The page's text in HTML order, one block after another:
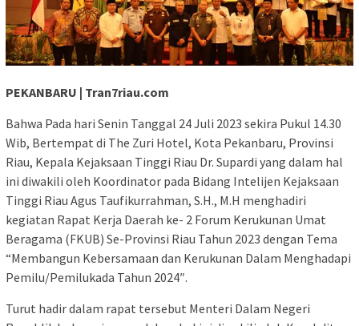
PEKANBARU | Tran7riau.com
Bahwa Pada hari Senin Tanggal 24 Juli 2023 sekira Pukul 14.30
Wib, Bertempat di The Zuri Hotel, Kota Pekanbaru, Provinsi
Riau, Kepala Kejaksaan Tinggi Riau Dr. Supardi yang dalam hal
ini diwakili oleh Koordinator pada Bidang Intelijen Kejaksaan
Tinggi Riau Agus Taufikurrahman, S.H., M.H menghadiri
kegiatan Rapat Kerja Daerah ke- 2 Forum Kerukunan Umat
Beragama (FKUB) Se-Provinsi Riau Tahun 2023 dengan Tema
“Membangun Kebersamaan dan Kerukunan Dalam Menghadapi
Pemilu/Pemilukada Tahun 2024″.
Turut hadir dalam rapat tersebut Menteri Dalam Negeri